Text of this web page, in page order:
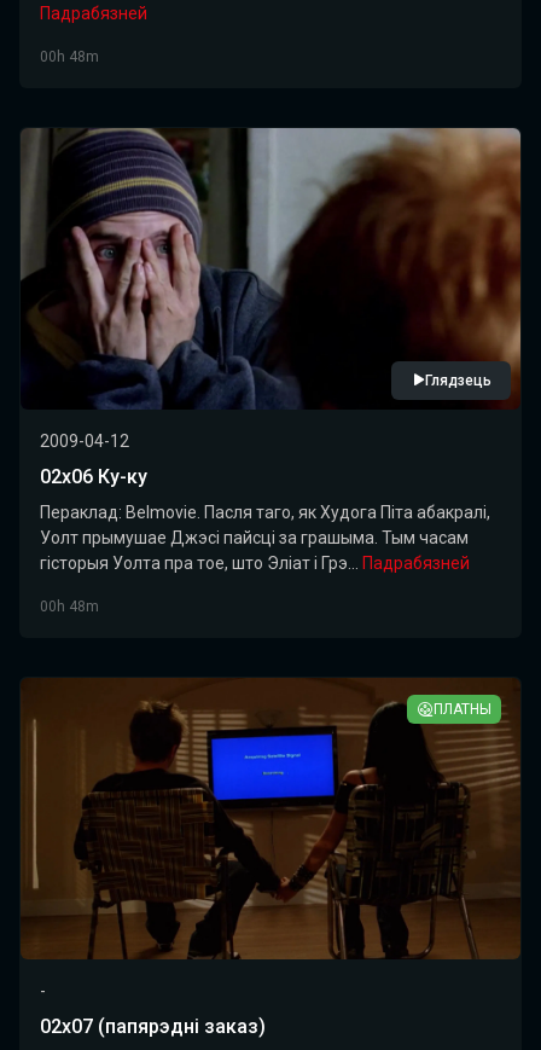
Падрабязней
00h 48m
Глядзець
2009-04-12
02x06 Ку-ку
Пераклад: Belmovie. Пасля таго, як Худога Піта абакралі,
Уолт прымушае Джэсі пайсці за грашыма. Тым часам
гісторыя Уолта пра тое, што Эліат і Грэ...
Падрабязней
00h 48m
ПЛАТНЫ
-
02х07 (папярэдні заказ)